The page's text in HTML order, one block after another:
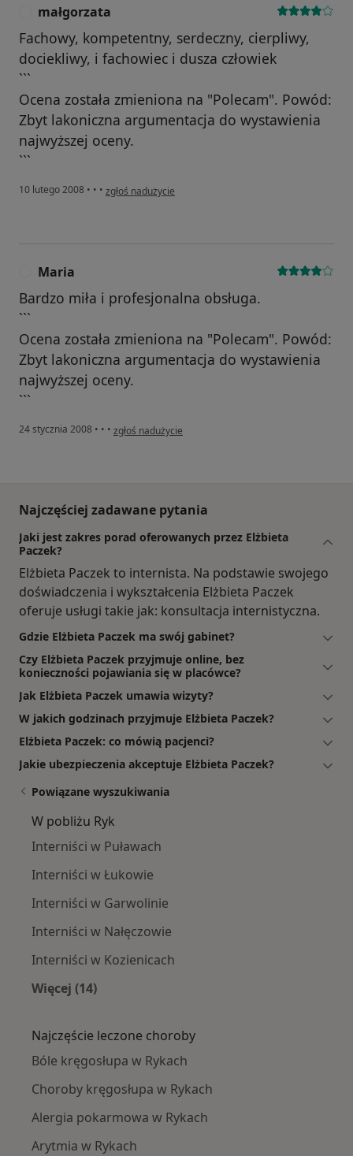
małgorzata
Fachowy, kompetentny, serdeczny, cierpliwy,
dociekliwy, i fachowiec i dusza człowiek
```
Ocena została zmieniona na "Polecam". Powód:
Zbyt lakoniczna argumentacja do wystawienia
najwyższej oceny.
```
10 lutego 2008 • • • w opinii użytkownika małgorzata
zgłoś nadużycie
Maria
Bardzo miła i profesjonalna obsługa.
```
Ocena została zmieniona na "Polecam". Powód:
Zbyt lakoniczna argumentacja do wystawienia
najwyższej oceny.
```
24 stycznia 2008 • • • w opinii użytkownika Maria
zgłoś nadużycie
Najczęściej zadawane pytania
Jaki jest zakres porad oferowanych przez Elżbieta
Paczek?
Elżbieta Paczek to internista. Na podstawie swojego
doświadczenia i wykształcenia Elżbieta Paczek
oferuje usługi takie jak: konsultacja internistyczna.
Gdzie Elżbieta Paczek ma swój gabinet?
Czy Elżbieta Paczek przyjmuje online, bez
konieczności pojawiania się w placówce?
Jak Elżbieta Paczek umawia wizyty?
W jakich godzinach przyjmuje Elżbieta Paczek?
Elżbieta Paczek: co mówią pacjenci?
Jakie ubezpieczenia akceptuje Elżbieta Paczek?
Powiązane wyszukiwania
W pobliżu Ryk
Interniści w Puławach
Interniści w Łukowie
Interniści w Garwolinie
Interniści w Nałęczowie
Interniści w Kozienicach
Więcej (14)
Najczęście leczone choroby
Bóle kręgosłupa w Rykach
Choroby kręgosłupa w Rykach
Alergia pokarmowa w Rykach
Arytmia w Rykach